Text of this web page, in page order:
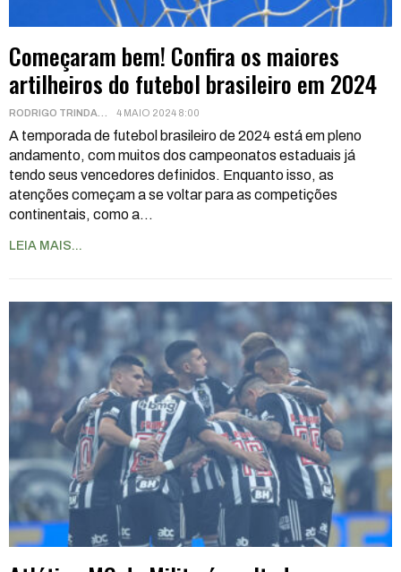
Começaram bem! Confira os maiores
artilheiros do futebol brasileiro em 2024
4 MAIO 2024 8:00
A temporada de futebol brasileiro de 2024 está em pleno
andamento, com muitos dos campeonatos estaduais já
tendo seus vencedores definidos. Enquanto isso, as
atenções começam a se voltar para as competições
continentais, como a…
LEIA MAIS...